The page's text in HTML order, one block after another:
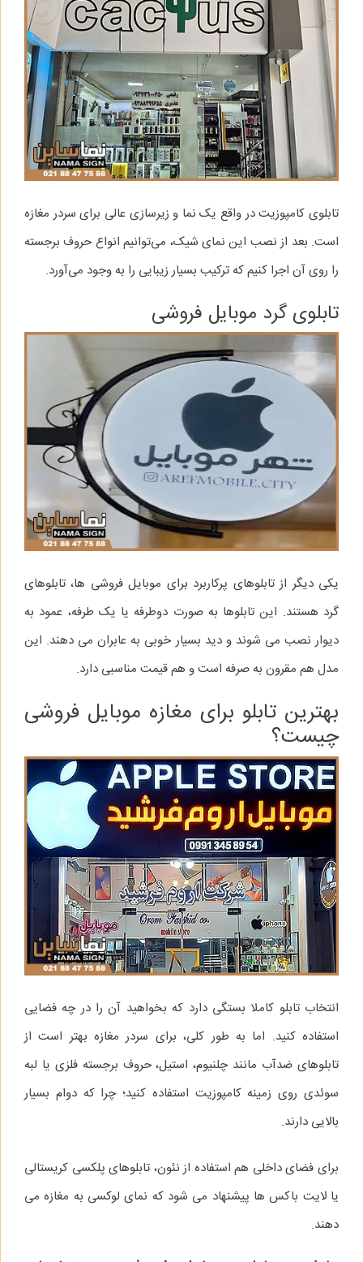
تابلوی کامپوزیت در واقع یک نما و زیرسازی عالی برای سردر مغازه
است. بعد از نصب این نمای شیک، می‌توانیم انواع حروف برجسته
را روی آن اجرا کنیم که ترکیب بسیار زیبایی را به وجود می‌آورد.
تابلوی گرد موبایل فروشی
یکی دیگر از تابلوهای پرکاربرد برای موبایل‌ فروشی‌ ها، تابلوهای
گرد هستند. این تابلوها به صورت دوطرفه یا یک‌ طرفه، عمود به
دیوار نصب می‌ شوند و دید بسیار خوبی به عابران می‌ دهند. این
مدل هم مقرون‌ به‌ صرفه است و هم قیمت مناسبی دارد.
بهترین تابلو برای مغازه موبایل فروشی
چیست؟
انتخاب تابلو کاملا بستگی دارد که بخواهید آن را در چه فضایی
استفاده کنید. اما به طور کلی، برای سردر مغازه بهتر است از
تابلوهای ضدآب مانند چلنیوم، استیل، حروف برجسته فلزی یا لبه
سوئدی روی زمینه کامپوزیت استفاده کنید؛ چرا که دوام بسیار
بالایی دارند.
برای فضای داخلی هم استفاده از نئون، تابلوهای پلکسی کریستالی
یا لایت‌ باکس‌ ها پیشنهاد می‌ شود که نمای لوکسی به مغازه می‌
دهند.